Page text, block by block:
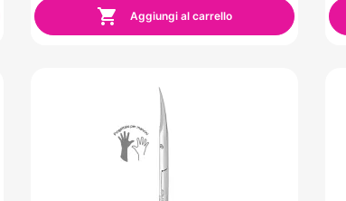
 Aggiungi al carrello